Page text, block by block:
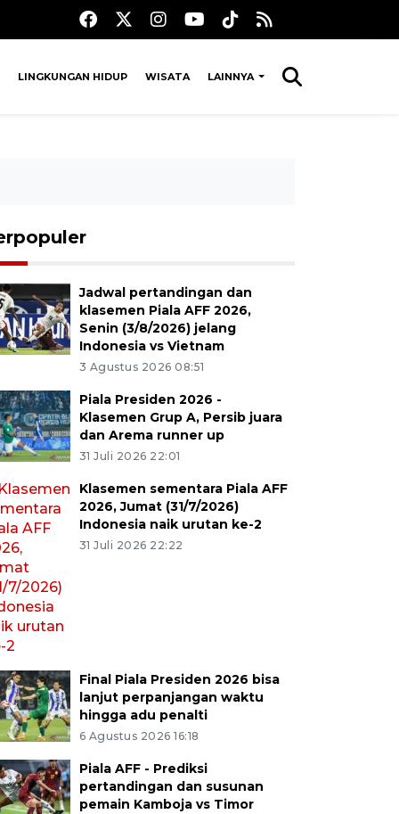
LINGKUNGAN HIDUP WISATA LAINNYA
Jadwal pertandingan dan
klasemen Piala AFF 2026,
Senin (3/8/2026) jelang
Indonesia vs Vietnam
3 Agustus 2026 08:51
Piala Presiden 2026 -
Klasemen Grup A, Persib juara
dan Arema runner up
31 Juli 2026 22:01
Klasemen sementara Piala AFF
2026, Jumat (31/7/2026)
Indonesia naik urutan ke-2
31 Juli 2026 22:22
Final Piala Presiden 2026 bisa
lanjut perpanjangan waktu
hingga adu penalti
6 Agustus 2026 16:18
Piala AFF - Prediksi
pertandingan dan susunan
pemain Kamboja vs Timor